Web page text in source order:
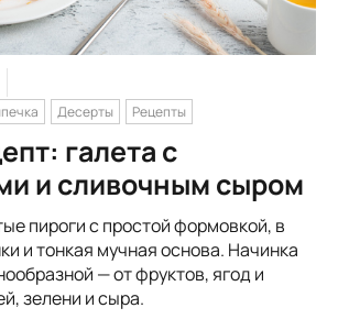
Десерты Рецепты
галета с
и сливочным сыром
пироги с простой формовкой, в
и тонкая мучная основа. Начинка
— от фруктов, ягод и
зелени и сыра.